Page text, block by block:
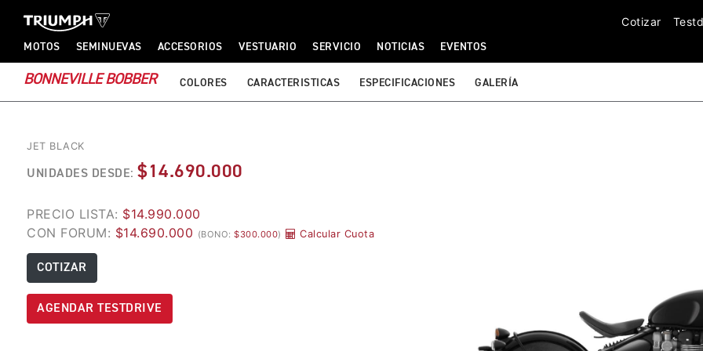
MOTOS SEMINUEVAS ACCESORIOS VESTUARIO SERVICIO NOTICIAS EVENTOS
Cotizar
BONNEVILLE BOBBER COLORES CARACTERISTICAS ESPECIFICACIONES GALERÍA
JET BLACK
UNIDADES DESDE: $14.690.000
PRECIO LISTA: $14.990.000
CON FORUM: $14.690.000 (BONO: $300.000) Calcular Cuota
COTIZAR
AGENDAR TESTDRIVE